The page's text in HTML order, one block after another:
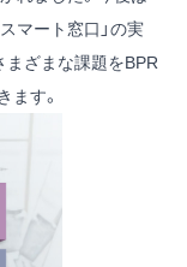
マート窓口」の実
まざまな課題をBPR
ます。